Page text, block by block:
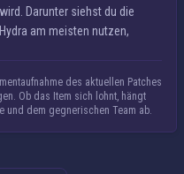
Darunter siehst du die
am meisten nutzen,
des aktuellen Patches
Ob das Item sich lohnt, hängt
und dem gegnerischen Team ab.